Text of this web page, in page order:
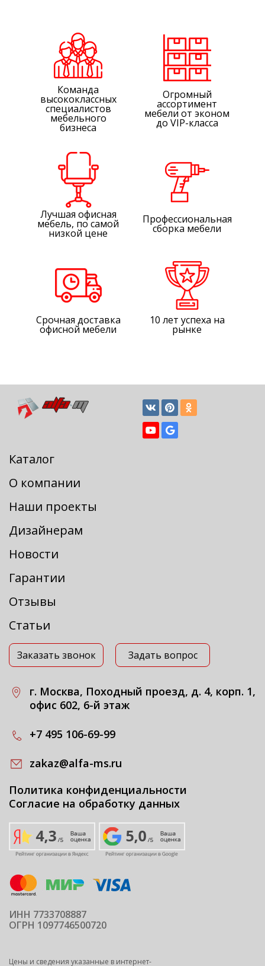
Команда
высококлассных
специалистов
мебельного
бизнеса
Огромный
ассортимент
мебели от эконом
до VIP-класса
Лучшая офисная
мебель, по самой
низкой цене
Профессиональная
сборка мебели
Срочная доставка
офисной мебели
10 лет успеха на
рынке
Каталог
О компании
Наши проекты
Дизайнерам
Новости
Гарантии
Отзывы
Статьи
Заказать звонок Задать вопрос
г. Москва, Походный проезд, д. 4, корп. 1,
офис 602, 6-й этаж
+7 495 106-69-99
zakaz@alfa-ms.ru
Политика конфиденциальности
Согласие на обработку данных
ИНН 7733708887
ОГРН 1097746500720
Цены и сведения указанные в интернет-